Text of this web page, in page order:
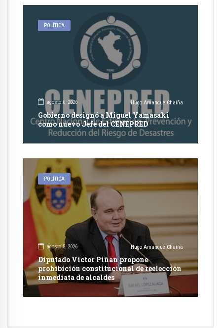
POLÍTICA
agosto 6, 2026 Hugo Amanque Chaiña
Gobierno designó a Miguel Yamasaki
como nuevo Jefe del CENEPRED
POLÍTICA
agosto 5, 2026 Hugo Amanque Chaiña
Diputado Victor Piñan propone
prohibición constitucional de reelección
inmediata de alcaldes